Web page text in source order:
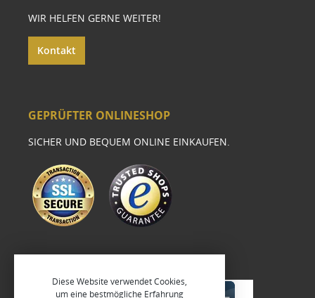
WIR HELFEN GERNE WEITER!
Kontakt
GEPRÜFTER ONLINESHOP
SICHER UND BEQUEM ONLINE EINKAUFEN.
Diese Website verwendet Cookies,
um eine bestmögliche Erfahrung